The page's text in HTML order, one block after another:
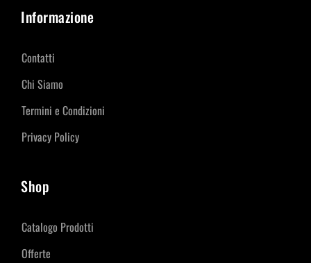
Informazione
Contatti
Chi Siamo
Termini e Condizioni
Privacy Policy
Shop
Catalogo Prodotti
Offerte